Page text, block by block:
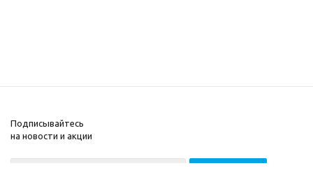
Подписывайтесь
на новости и акции